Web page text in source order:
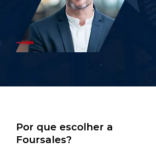
Por que escolher a
Foursales?